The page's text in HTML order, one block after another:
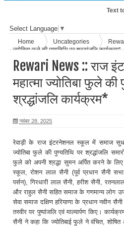
Select Language ▼
Home Uncategories
ज्योतिबा फुले की पुण्यतिथि पर श्रद्धांजलि कार्यक्रम*
Rewari News :: राज
महात्मा ज्योतिबा फुले की
श्रद्धांजलि कार्यक्रम*
नवंबर 28, 2025
रेवाड़ी के राज इंटरनेशनल स्कूल में समाज
ज्योतिबा फुले की पुण्यतिथि पर श्रद्धांजलि
फुले को अपनी श्रद्धा सुमन अर्पित करने के
स्कूल, रोशन लाल सैनी (पूर्व प्रधान सैनी
पर्सन), गिरधारी लाल सैनी, हरीश सैनी,
और राहुल सैनी सहित समाज के गणमान्य लोग
सेवा समाज दक्षिण हरियाणा के प्रधान नवीन
तस्वीर पर पुष्पांजलि एवं माल्यार्पण किए।
सैनी ने कहा कि ज्योतिबाई फुले ने वंचित,